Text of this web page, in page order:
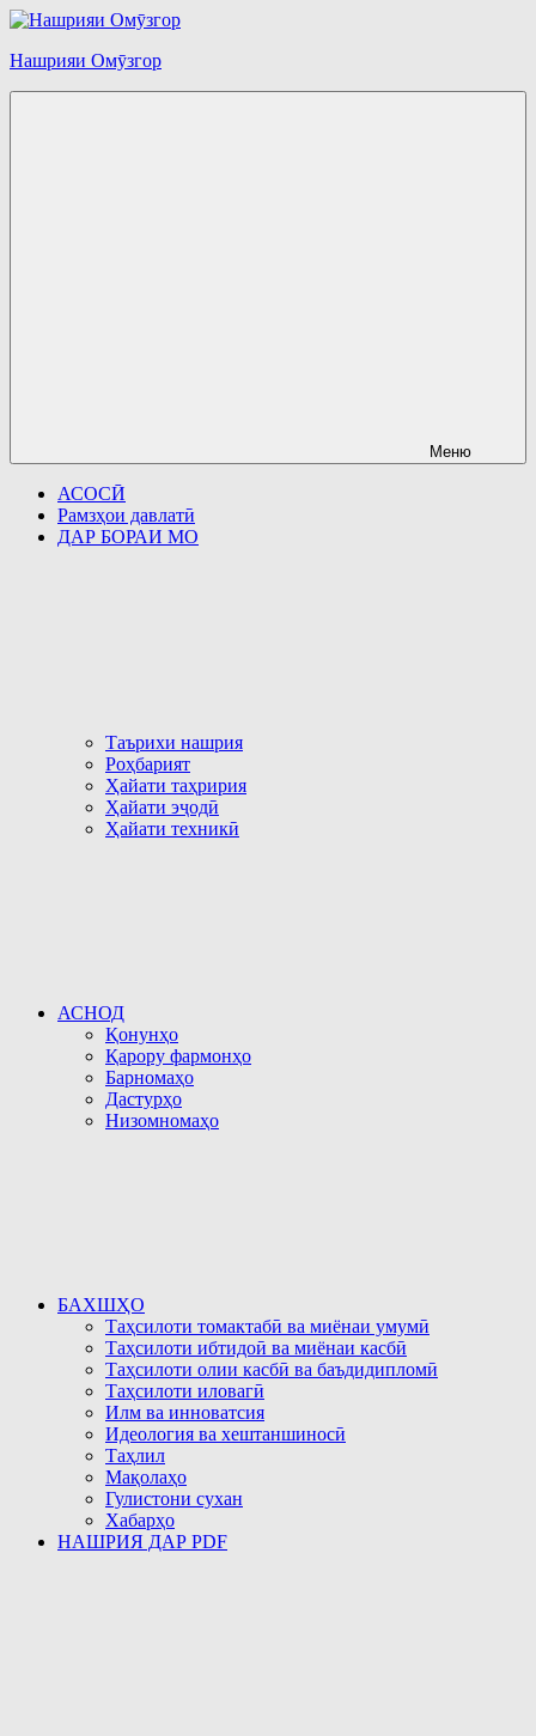
Перейти
содержимому
Нашрияи Омӯзгор
Меню
АСОСӢ
Рамзҳои давлатӣ
ДАР БОРАИ МО
Таърихи нашрия
Роҳбарият
Ҳайати таҳририя
Ҳайати эҷодӣ
Ҳайати техникӣ
АСНОД
Қонунҳо
Қарору фармонҳо
Барномаҳо
Дастурҳо
Низомномаҳо
БАХШҲО
Таҳсилоти томактабӣ ва миёнаи умумӣ
Таҳсилоти ибтидоӣ ва миёнаи касбӣ
Таҳсилоти олии касбӣ ва баъдидипломӣ
Таҳсилоти иловагӣ
Илм ва инноватсия
Идеология ва хештаншиносӣ
Таҳлил
Мақолаҳо
Гулистони сухан
Хабарҳо
НАШРИЯ ДАР PDF